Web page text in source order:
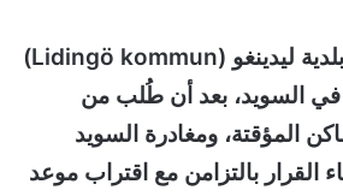
أثار قرار صادر عن بلدية ليدينغو (Lidingö kommun)
السويد، بعد أن طُلب من
المؤقتة، ومغادرة السويد
القرار بالتزامن مع اقتراب موعد